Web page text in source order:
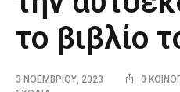
το βιβλίο
3 ΝΟΕΜΒΡΊΟΥ, 2023 0